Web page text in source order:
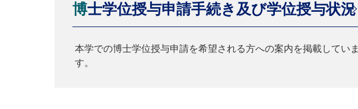
博士学位授与申請手続き及び学位授与状況
本学での博士学位授与申請を希望される方への案内を掲載していま
す。